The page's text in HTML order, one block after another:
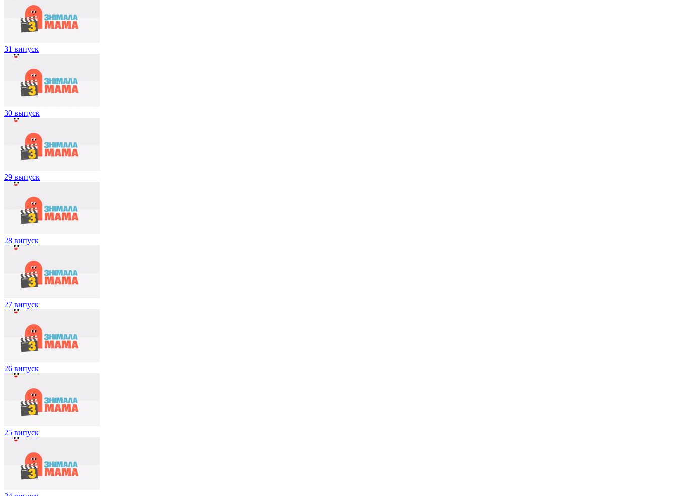
31 випуск
30 выпуск
29 выпуск
28 випуск
27 випуск
26 випуск
25 випуск